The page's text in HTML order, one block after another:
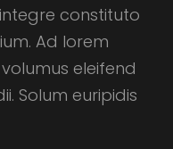
constituto
Ad lorem
eleifend
Solum euripidis